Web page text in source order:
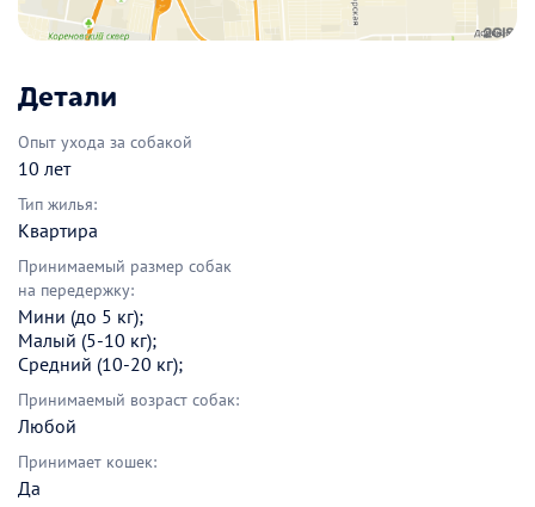
Детали
Опыт ухода за собакой
10 лет
Тип жилья:
Квартира
Принимаемый размер собак
на передержку:
Мини (до 5 кг);
Малый (5-10 кг);
Средний (10-20 кг);
Принимаемый возраст собак:
Любой
Принимает кошек:
Да